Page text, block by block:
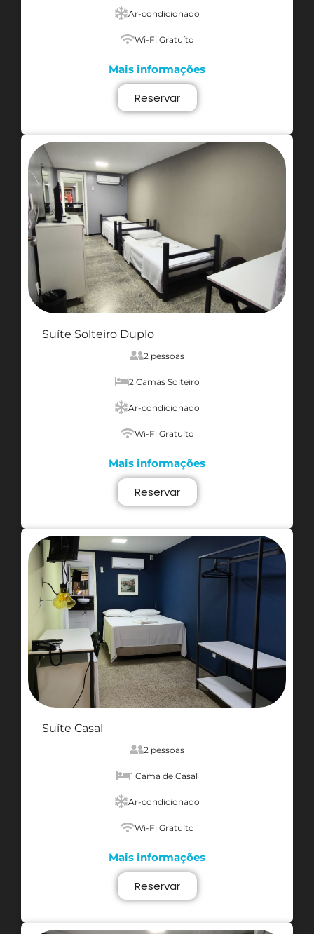
Ar-condicionado
Wi-Fi Gratuíto
Mais informações
Reservar
Suíte Solteiro Duplo
2 pessoas
2 Camas Solteiro
Ar-condicionado
Wi-Fi Gratuíto
Mais informações
Reservar
Suíte Casal
2 pessoas
1 Cama de Casal
Ar-condicionado
Wi-Fi Gratuíto
Mais informações
Reservar